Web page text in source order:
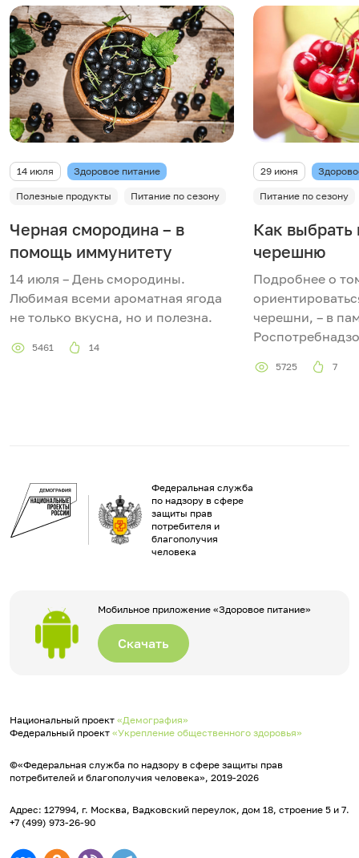
14 июля Здоровое питание
Полезные продукты Питание по сезону
Черная смородина – в
помощь иммунитету
14 июля – День смородины.
Любимая всеми ароматная ягода
не только вкусна, но и полезна.
5461 14
29 июня
Питание по сезону
Как выбрать
черешню
Подробнее о
черешни, – в
5725 7
Федеральная служба
по надзору в сфере
защиты прав
потребителя и
благополучия
человека
Мобильное приложение «Здоровое питание»
Скачать
Национальный проект «Демография»
Федеральный проект «Укрепление общественного здоровья»
©«Федеральная служба по надзору в сфере защиты прав
потребителей и благополучия человека», 2019-2026
Адрес: 127994, г. Москва, Вадковский переулок, дом 18, строение 5 и 7.
+7 (499) 973-26-90